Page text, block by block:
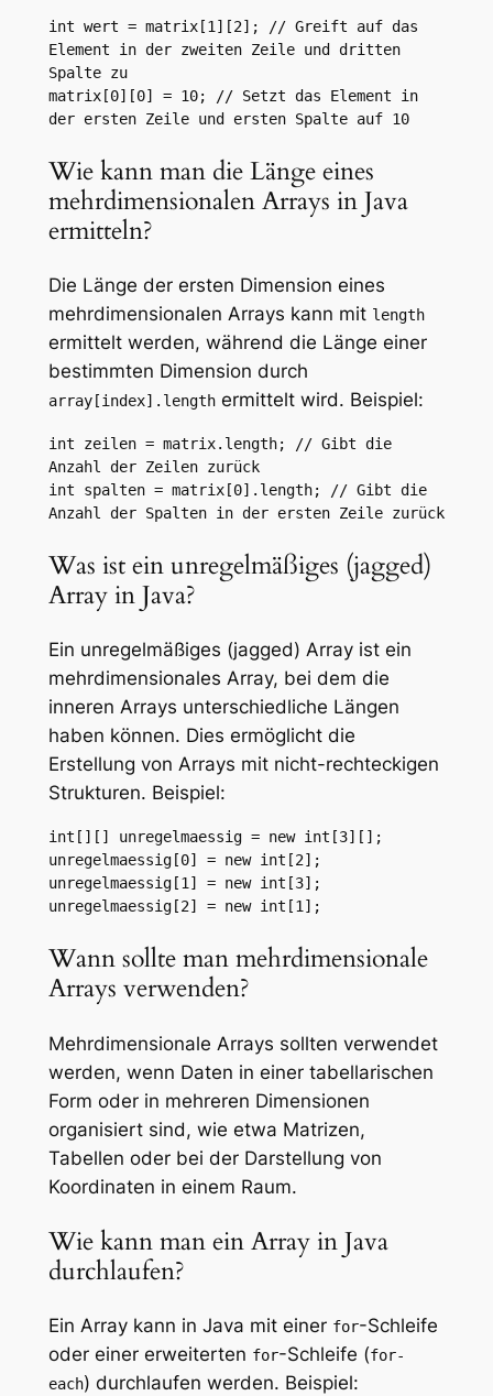
int wert = matrix[1][2]; // Greift auf das
Element in der zweiten Zeile und dritten
Spalte zu
matrix[0][0] = 10; // Setzt das Element in
der ersten Zeile und ersten Spalte auf 10
Wie kann man die Länge eines
mehrdimensionalen Arrays in Java
ermitteln?
Die Länge der ersten Dimension eines
mehrdimensionalen Arrays kann mit length
ermittelt werden, während die Länge einer
bestimmten Dimension durch
array[index].lengthermittelt wird. Beispiel:
int zeilen = matrix.length; // Gibt die
Anzahl der Zeilen zurück
int spalten = matrix[0].length; // Gibt die
Anzahl der Spalten in der ersten Zeile zurück
Was ist ein unregelmäßiges (jagged)
Array in Java?
Ein unregelmäßiges (jagged) Array ist ein
mehrdimensionales Array, bei dem die
inneren Arrays unterschiedliche Längen
haben können. Dies ermöglicht die
Erstellung von Arrays mit nicht-rechteckigen
Strukturen. Beispiel:
int[][] unregelmaessig = new int[3][];
unregelmaessig[0] = new int[2];
unregelmaessig[1] = new int[3];
unregelmaessig[2] = new int[1];
Wann sollte man mehrdimensionale
Arrays verwenden?
Mehrdimensionale Arrays sollten verwendet
werden, wenn Daten in einer tabellarischen
Form oder in mehreren Dimensionen
organisiert sind, wie etwa Matrizen,
Tabellen oder bei der Darstellung von
Koordinaten in einem Raum.
Wie kann man ein Array in Java
durchlaufen?
Ein Array kann in Java mit einer for-Schleife
oder einer erweiterten for-Schleife (for-
each) durchlaufen werden. Beispiel: